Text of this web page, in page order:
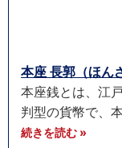
本座 長郭（ほん
本座銭とは、江
判型の貨幣で、
続きを読む »